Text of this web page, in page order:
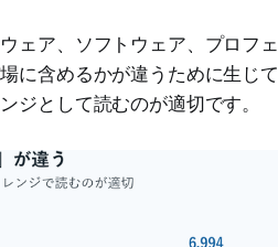
ェア、ソフトウェア、プロフェ
に含めるかが違うために生じて
ジとして読むのが適切です。